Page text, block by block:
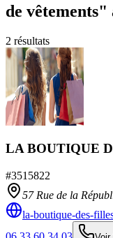
de vêtements"
2 résultats
LA BOUTIQUE
#3515822
57 Rue de la
la-boutique-des-